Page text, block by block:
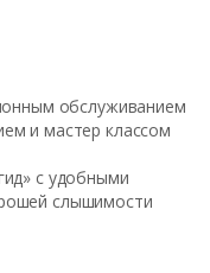
обслуживанием
и мастер классом
с удобными
слышимости